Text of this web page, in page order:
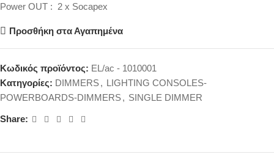
Power OUT : 2 x Socapex
Προσθήκη στα Αγαπημένα
Κωδικός προϊόντος: EL/ac - 1010001
Κατηγορίες: DIMMERS, LIGHTING CONSOLES-
POWERBOARDS-DIMMERS, SINGLE DIMMER
Share: